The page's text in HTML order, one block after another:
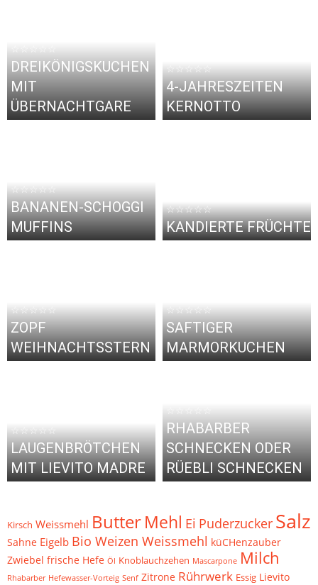
DREIKÖNIGSKUCHEN
MIT
ÜBERNACHTGARE
☆☆☆☆☆
4-JAHRESZEITEN
KERNOTTO
☆☆☆☆☆
BANANEN-SCHOGGI
MUFFINS
☆☆☆☆☆
KANDIERTE FRÜCHTE
☆☆☆☆☆
ZOPF
WEIHNACHTSSTERN
☆☆☆☆☆
SAFTIGER
MARMORKUCHEN
☆☆☆☆☆
LAUGENBRÖTCHEN
MIT LIEVITO MADRE
RHABARBER
SCHNECKEN ODER
RÜEBLI SCHNECKEN
Kirsch Weissmehl ButterMehl Ei Puderzucker Salz
Sahne Eigelb Bio Weizen Weissmehl küCHenzauber
Zwiebel frische Hefe Öl Knoblauchzehen Mascarpone Milch
Rhabarber Hefewasser-Vorteig Senf Zitrone Rührwerk Essig Lievito